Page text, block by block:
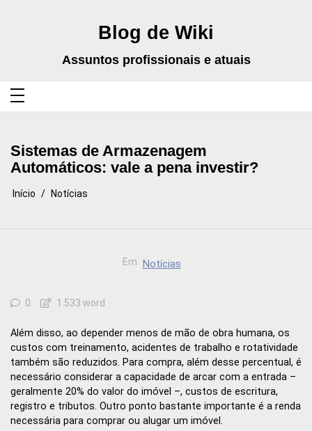
Blog de Wiki
Assuntos profissionais e atuais
Sistemas de Armazenagem
Automáticos: vale a pena investir?
Início Notícias
Em Notícias
0 1.533 word
Além disso, ao depender menos de mão de obra humana, os
custos com treinamento, acidentes de trabalho e rotatividade
também são reduzidos. Para compra, além desse percentual, é
necessário considerar a capacidade de arcar com a entrada –
geralmente 20% do valor do imóvel –, custos de escritura,
registro e tributos. Outro ponto bastante importante é a renda
necessária para comprar ou alugar um imóvel.